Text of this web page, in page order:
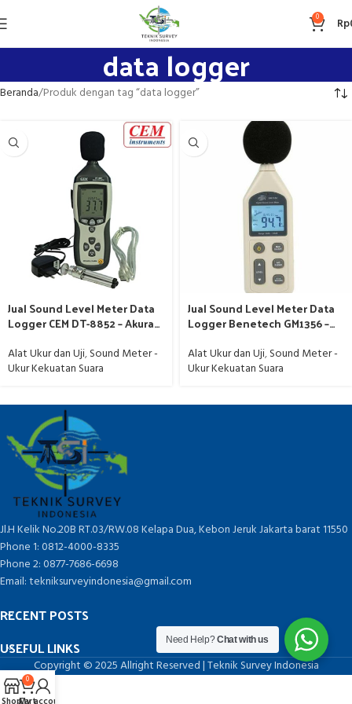
0 Rp
data logger
Beranda Produk dengan tag “data logger”
Jual Sound Level Meter Data
Logger CEM DT-8852 – Akurasi
Alat Ukur dan Uji,Sound Meter -
Ukur Kekuatan Suara
Jual Sound Level Meter Data
Logger Benetech GM1356 –
Alat Ukur dan Uji,Sound Meter -
Ukur Kekuatan Suara
Jl.H Kelik No.20B RT.03/RW.08 Kelapa Dua, Kebon Jeruk Jakarta barat 11550
Phone 1: 0812-4000-8335
Phone 2: 0877-7686-6698
Email: tekniksurveyindonesia@gmail.com
RECENT POSTS
USEFUL LINKS
Copyright © 2025 Allright Reserved | Teknik Survey Indonesia
Need Help?Chat with us
0